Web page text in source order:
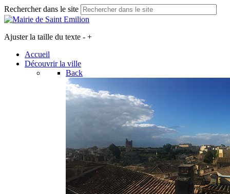
Rechercher dans le site
Ajuster la taille du texte - +
Accueil
Découvrir la ville
Back